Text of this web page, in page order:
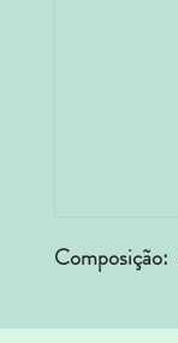
Composição: